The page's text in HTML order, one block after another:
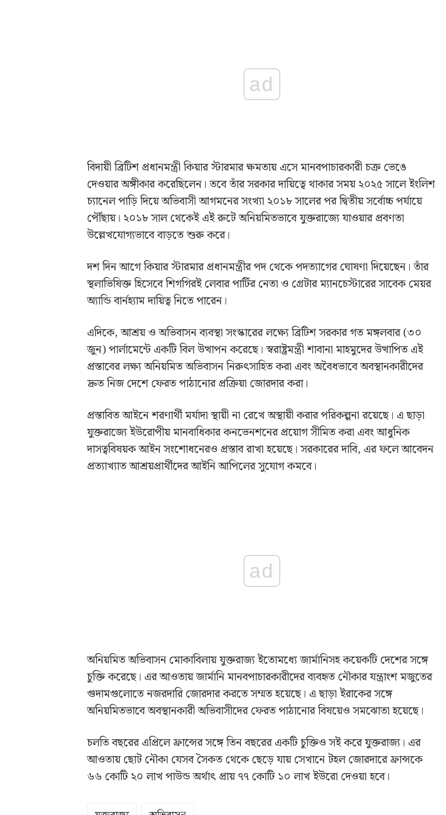
ad
বিদায়ী ব্রিটিশ প্রধানমন্ত্রী কিয়ার স্টারমার ক্ষমতায় এসে মানবপাচারকারী চক্র ভেঙে
দেওয়ার অঙ্গীকার করেছিলেন। তবে তাঁর সরকার দায়িত্বে থাকার সময় ২০২৫ সালে ইংলিশ
চ্যানেল পাড়ি দিয়ে অভিবাসী আগমনের সংখ্যা ২০১৮ সালের পর দ্বিতীয় সর্বোচ্চ পর্যায়ে
পৌঁছায়। ২০১৮ সাল থেকেই এই রুটে অনিয়মিতভাবে যুক্তরাজ্যে যাওয়ার প্রবণতা
উল্লেখযোগ্যভাবে বাড়তে শুরু করে।
দশ দিন আগে কিয়ার স্টারমার প্রধানমন্ত্রীর পদ থেকে পদত্যাগের ঘোষণা দিয়েছেন। তাঁর
স্থলাভিষিক্ত হিসেবে শিগগিরই লেবার পার্টির নেতা ও গ্রেটার ম্যানচেস্টারের সাবেক মেয়র
অ্যান্ডি বার্নহ্যাম দায়িত্ব নিতে পারেন।
এদিকে, আশ্রয় ও অভিবাসন ব্যবস্থা সংস্কারের লক্ষ্যে ব্রিটিশ সরকার গত মঙ্গলবার (৩০
জুন) পার্লামেন্টে একটি বিল উত্থাপন করেছে। স্বরাষ্ট্রমন্ত্রী শাবানা মাহমুদের উত্থাপিত এই
প্রস্তাবের লক্ষ্য অনিয়মিত অভিবাসন নিরুৎসাহিত করা এবং অবৈধভাবে অবস্থানকারীদের
দ্রুত নিজ দেশে ফেরত পাঠানোর প্রক্রিয়া জোরদার করা।
প্রস্তাবিত আইনে শরণার্থী মর্যাদা স্থায়ী না রেখে অস্থায়ী করার পরিকল্পনা রয়েছে। এ ছাড়া
যুক্তরাজ্যে ইউরোপীয় মানবাধিকার কনভেনশনের প্রয়োগ সীমিত করা এবং আধুনিক
দাসত্ববিষয়ক আইন সংশোধনেরও প্রস্তাব রাখা হয়েছে। সরকারের দাবি, এর ফলে আবেদন
প্রত্যাখ্যাত আশ্রয়প্রার্থীদের আইনি আপিলের সুযোগ কমবে।
ad
অনিয়মিত অভিবাসন মোকাবিলায় যুক্তরাজ্য ইতোমধ্যে জার্মানিসহ কয়েকটি দেশের সঙ্গে
চুক্তি করেছে। এর আওতায় জার্মানি মানবপাচারকারীদের ব্যবহৃত নৌকার যন্ত্রাংশ মজুতের
গুদামগুলোতে নজরদারি জোরদার করতে সম্মত হয়েছে। এ ছাড়া ইরাকের সঙ্গে
অনিয়মিতভাবে অবস্থানকারী অভিবাসীদের ফেরত পাঠানোর বিষয়েও সমঝোতা হয়েছে।
চলতি বছরের এপ্রিলে ফ্রান্সের সঙ্গে তিন বছরের একটি চুক্তিও সই করে যুক্তরাজ্য। এর
আওতায় ছোট নৌকা যেসব সৈকত থেকে ছেড়ে যায় সেখানে টহল জোরদারে ফ্রান্সকে
৬৬ কোটি ২০ লাখ পাউন্ড অর্থাৎ প্রায় ৭৭ কোটি ১০ লাখ ইউরো দেওয়া হবে।